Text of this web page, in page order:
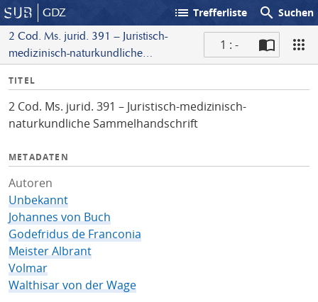
GDZ list Trefferliste search Suchen
2 Cod. Ms. jurid. 391 – Juristisch-
medizinisch-naturkundliche
1 : -
I
f
o
TITEL
2 Cod. Ms. jurid. 391 – Juristisch-medizinisch-
naturkundliche Sammelhandschrift
METADATEN
Autoren
Unbekannt
Johannes von Buch
Godefridus de Franconia
Meister Albrant
Volmar
Walthisar von der Wage